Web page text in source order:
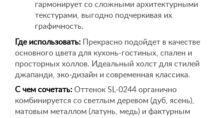
гармонирует со сложными архитектурными
текстурами, выгодно подчеркивая их
графичность.
Где использовать: Прекрасно подойдет в качестве
основного цвета для кухонь-гостиных, спален и
просторных холлов. Идеальный холст для стилей
джапанди, эко-дизайн и современная классика.
С чем сочетать: Оттенок SL-0244 органично
комбинируется со светлым деревом (дуб, ясень),
матовым металлом (латунь, медь) и фактурным